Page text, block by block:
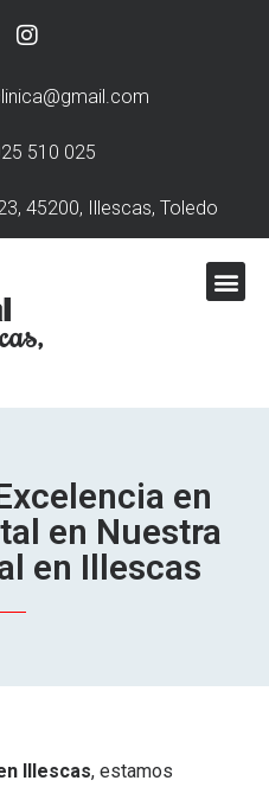
510 025
45200, Illescas, Toledo
en
en Nuestra
en Illescas
Illescas, estamos